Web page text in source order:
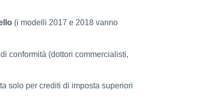
(i modelli 2017 e 2018 vanno
conformità (dottori commercialisti,
solo per crediti di imposta superiori